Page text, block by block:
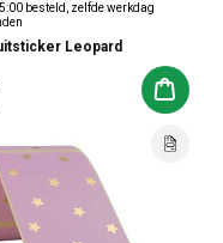
toevoegen
besteld, zelfde werkdag
Leopard
prijs
Aan